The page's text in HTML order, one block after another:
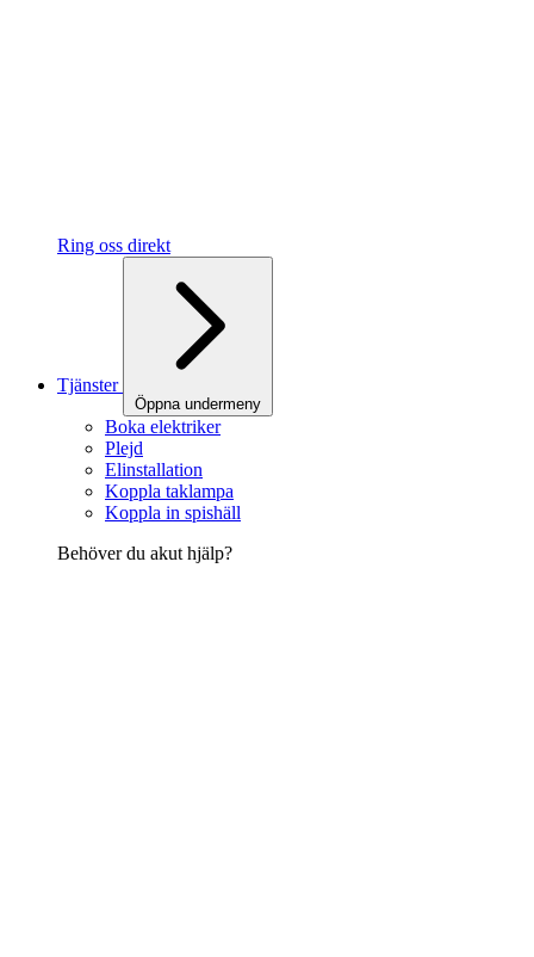
Ring oss direkt
Tjänster
Öppna undermeny
Boka elektriker
Plejd
Elinstallation
Koppla taklampa
Koppla in spishäll
Behöver du akut hjälp?